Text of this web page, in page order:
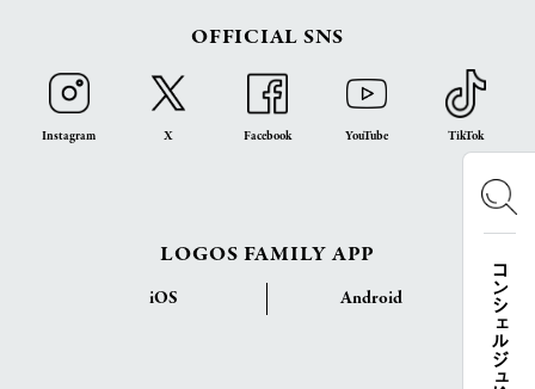
コンシェルジュ検索
OFFICIAL SNS
Instagram X Facebook YouTube TikTok
LOGOS FAMILY APP
iOS Android